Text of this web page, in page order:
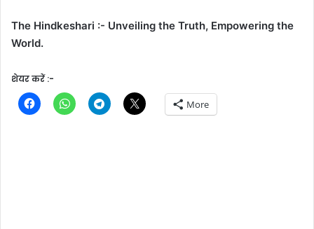
The Hindkeshari :- Unveiling the Truth, Empowering the
World.
शेयर करें :-
More